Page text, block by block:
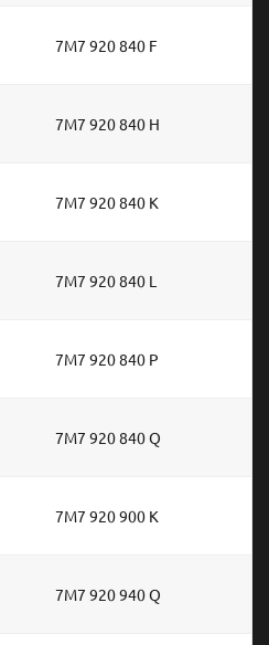
7M7 920 840 F
7M7 920 840 H
7M7 920 840 K
7M7 920 840 L
7M7 920 840 P
7M7 920 840 Q
7M7 920 900 K
7M7 920 940 Q